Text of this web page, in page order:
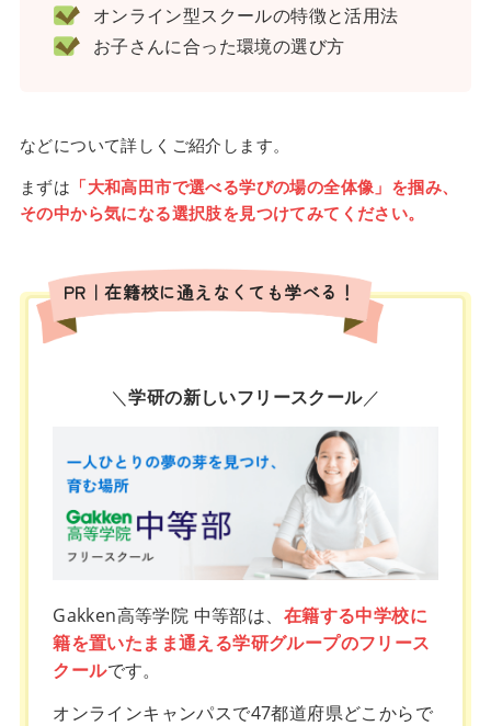
オンライン型スクールの特徴と活用法
お子さんに合った環境の選び方
などについて詳しくご紹介します。
まずは 「大和高田市で選べる学びの場の全体像」を掴み、
その中から気になる選択肢を見つけてみてください。
PR｜在籍校に通えなくても学べる！
＼学研の新しいフリースクール／
Gakken高等学院 中等部は、 在籍する中学校に
籍を置いたまま通える学研グループのフリース
クールです。
オンラインキャンパスで47都道府県どこからで